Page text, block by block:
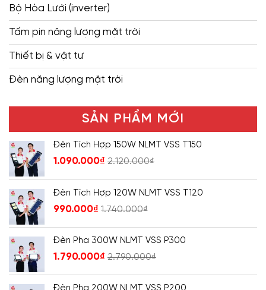
Bộ Hòa Lưới (inverter)
Tấm pin năng lượng mặt trời
Thiết bị & vật tư
Đèn năng lượng mặt trời
SẢN PHẨM MỚI
Đèn Tích Hợp 150W NLMT VSS T150
1.090.000₫ 2.120.000₫
Đèn Tích Hợp 120W NLMT VSS T120
990.000₫ 1.740.000₫
Đèn Pha 300W NLMT VSS P300
1.790.000₫ 2.790.000₫